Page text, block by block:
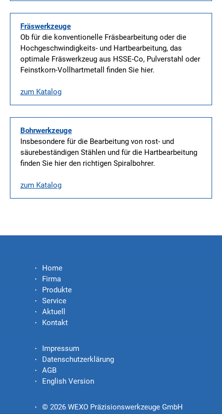
Fräswerkzeuge
Ob für die konventionelle Fräsbearbeitung oder die
Hochgeschwindigkeits- und Hartbearbeitung, das
optimale Fräswerkzeug aus HSSE-Co, Pulverstahl oder
Feinstkorn-Vollhartmetall finden Sie hier.
zum Katalog
Bohrwerkzeuge
Insbesondere für die Bearbeitung von rost- und
säurebeständigen Stählen und für die Hartbearbeitung
finden Sie hier den richtigen Spiralbohrer.
zum Katalog
Home
Firma
Produkte
Service
Aktuell
Kontakt
Impressum
Datenschutzerklärung
AGB
English Version
© 2026 WEXO Präzisionswerkzeuge GmbH